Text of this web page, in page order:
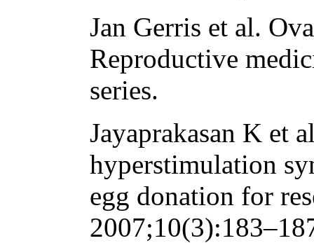
Jan Gerris et al.
Reproductive
series.
Jayaprakasan K et
hyperstimulation
egg donation for